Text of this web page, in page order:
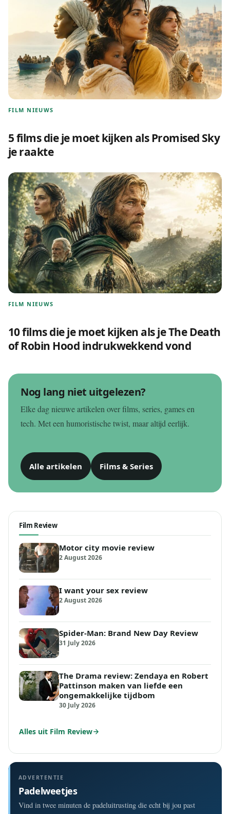
FILM NIEUWS
5 films die je moet kijken als Promised Sky
je raakte
FILM NIEUWS
10 films die je moet kijken als je The Death
of Robin Hood indrukwekkend vond
Nog lang niet uitgelezen?
Elke dag nieuwe artikelen over films, series, games en
tech. Met een humoristische twist, maar altijd eerlijk.
Alle artikelen Films & Series
Film Review
Motor city movie review
2 August 2026
I want your sex review
2 August 2026
Spider-Man: Brand New Day Review
31 July 2026
The Drama review: Zendaya en Robert
Pattinson maken van liefde een
ongemakkelijke tijdbom
30 July 2026
Alles uit Film Review
ADVERTENTIE
Padelweetjes
Vind in twee minuten de padeluitrusting die echt bij jou past